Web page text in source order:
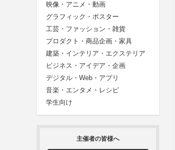
映像・アニメ・動画
グラフィック・ポスター
工芸・ファッション・雑貨
プロダクト・商品企画・家具
建築・インテリア・エクステリア
ビジネス・アイデア・企画
デジタル・Web・アプリ
音楽・エンタメ・レシピ
学生向け
主催者の皆様へ